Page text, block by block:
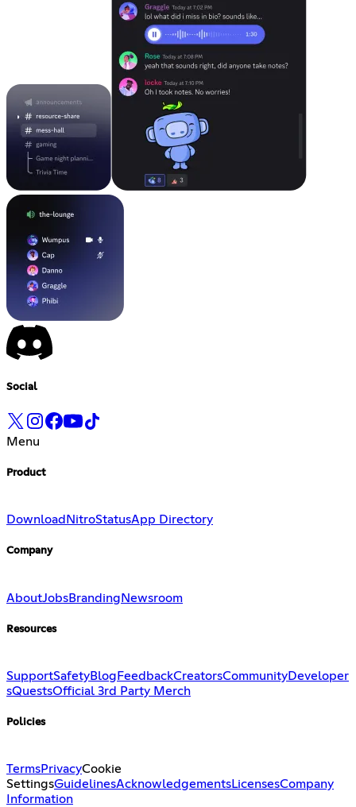
Social
Menu
Product
Download NitroStatusApp Directory
Company
AboutJobsBrandingNewsroom
Resources
SupportSafetyBlog FeedbackCreatorsCommunityDeveloper
sQuestsOfficial 3rd Party Merch
Policies
TermsPrivacyCookie
SettingsGuidelinesAcknowledgementsLicensesCompany
Information